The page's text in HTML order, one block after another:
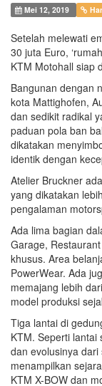
Mei 12, 2019
Setelah melewati
30 juta Euro,
KTM Motohall siap
Bangunan dengan
kota Mattighofen,
dan sedikit radikal
paduan pola ban
dikatakan
identik dengan
Atelier Bruckner
yang dikatakan
pengalaman
Ada lima bagian
Garage,
khusus. Area
PowerWear. Ada
memajang lebih
model produksi
Tiga lantai di
KTM. Seperti
dan evolusinya
menampilkan
KTM X-BOW dan